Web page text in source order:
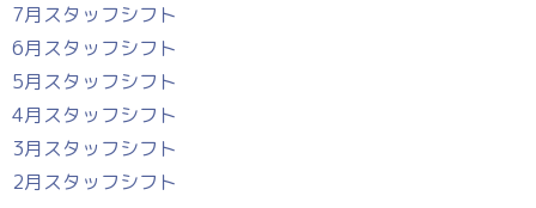
7月スタッフシフト
6月スタッフシフト
5月スタッフシフト
4月スタッフシフト
3月スタッフシフト
2月スタッフシフト